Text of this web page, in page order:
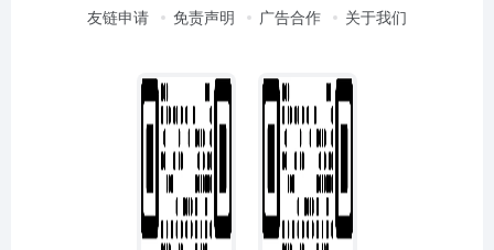
友链申请 免责声明 广告合作 关于我们